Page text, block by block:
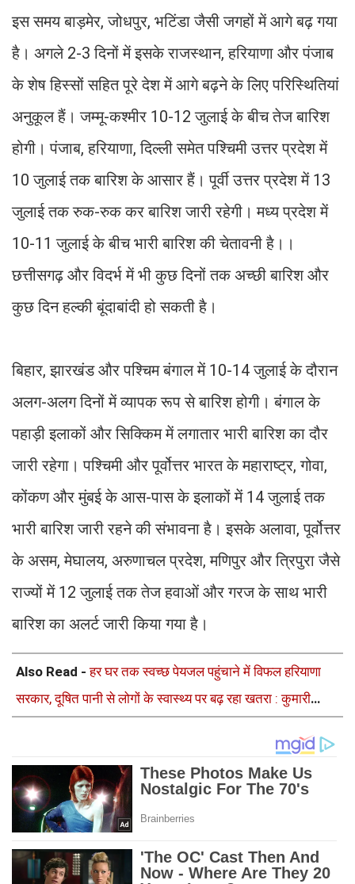
इस समय बाड़मेर, जोधपुर, भटिंडा जैसी जगहों में आगे बढ़ गया
है। अगले 2-3 दिनों में इसके राजस्थान, हरियाणा और पंजाब
के शेष हिस्सों सहित पूरे देश में आगे बढ़ने के लिए परिस्थितियां
अनुकूल हैं। जम्मू-कश्मीर 10-12 जुलाई के बीच तेज बारिश
होगी। पंजाब, हरियाणा, दिल्ली समेत पश्चिमी उत्तर प्रदेश में
10 जुलाई तक बारिश के आसार हैं। पूर्वी उत्तर प्रदेश में 13
जुलाई तक रुक-रुक कर बारिश जारी रहेगी। मध्य प्रदेश में
10-11 जुलाई के बीच भारी बारिश की चेतावनी है।।
छत्तीसगढ़ और विदर्भ में भी कुछ दिनों तक अच्छी बारिश और
कुछ दिन हल्की बूंदाबांदी हो सकती है।
बिहार, झारखंड और पश्चिम बंगाल में 10-14 जुलाई के दौरान
अलग-अलग दिनों में व्यापक रूप से बारिश होगी। बंगाल के
पहाड़ी इलाकों और सिक्किम में लगातार भारी बारिश का दौर
जारी रहेगा। पश्चिमी और पूर्वोत्तर भारत के महाराष्ट्र, गोवा,
कोंकण और मुंबई के आस-पास के इलाकों में 14 जुलाई तक
भारी बारिश जारी रहने की संभावना है। इसके अलावा, पूर्वोत्तर
के असम, मेघालय, अरुणाचल प्रदेश, मणिपुर और त्रिपुरा जैसे
राज्यों में 12 जुलाई तक तेज हवाओं और गरज के साथ भारी
बारिश का अलर्ट जारी किया गया है।
Also Read -हर घर तक स्वच्छ पेयजल पहुंचाने में विफल हरियाणा
सरकार, दूषित पानी से लोगों के स्वास्थ्य पर बढ़ रहा खतरा : कुमारी